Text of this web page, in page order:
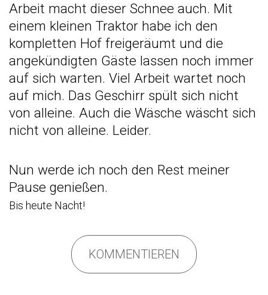
Arbeit macht dieser Schnee auch. Mit
einem kleinen Traktor habe ich den
kompletten Hof freigeräumt und die
angekündigten Gäste lassen noch immer
auf sich warten. Viel Arbeit wartet noch
auf mich. Das Geschirr spült sich nicht
von alleine. Auch die Wäsche wäscht sich
nicht von alleine. Leider.
Nun werde ich noch den Rest meiner
Pause genießen.
Bis heute Nacht!
KOMMENTIEREN